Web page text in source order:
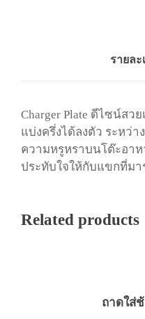
ทู
โ
ท
น
ล
รายละ
Charger Plate ดีไซน์สว
แบ่งครึ่งได้ลงตัว ระหว่า
ความหรูหราบนโต๊ะอา
ประทับใจให้กับแขกที่ม
Related products
ถาดใส่